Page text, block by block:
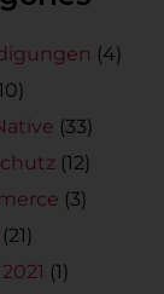
(4)
(33)
(12)
(3)
(21)
(1)